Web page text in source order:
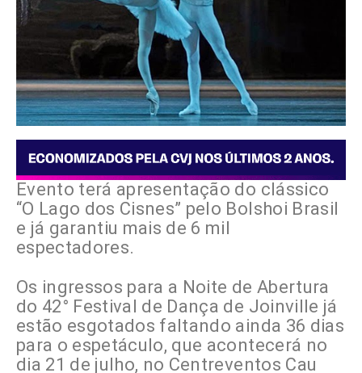
Evento terá apresentação do clássico
“O Lago dos Cisnes” pelo Bolshoi Brasil
e já garantiu mais de 6 mil
espectadores.
Os ingressos para a Noite de Abertura
do 42° Festival de Dança de Joinville já
estão esgotados faltando ainda 36 dias
para o espetáculo, que acontecerá no
dia 21 de julho, no Centreventos Cau